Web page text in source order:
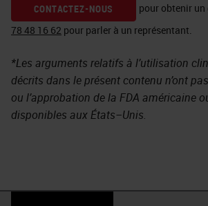
CONTACTEZ-NOUS pour obtenir un
78 48 16 62 pour parler à un représentant.
*Les arguments relatifs à l’utilisation
décrits dans le présent contenu n’ont
ou l’approbation de la FDA américaine
disponibles aux États–Unis.